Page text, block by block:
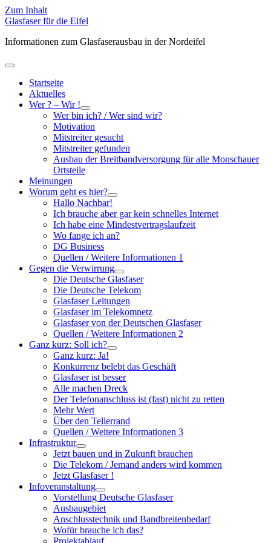
Zum Inhalt
Glasfaser für die Eifel
Informationen zum Glasfaserausbau in der Nordeifel
Hauptmenü
öffnenStartseite
Aktuelles
Wer ? – Wir !
Untermenü
öffnen
Wer bin ich? / Wer sind wir?
Motivation
Mitstreiter gesucht
Mitstreiter gefunden
Ausbau der Breitbandversorgung für alle Monschauer
Ortsteile
Meinungen
Worum geht es hier?
Untermenü
öffnen
Hallo Nachbar!
Ich brauche aber gar kein schnelles Internet
Ich habe eine Mindestvertragslaufzeit
Wo fange ich an?
DG Business
Quellen / Weitere Informationen 1
Gegen die Verwirrung
Untermenü
öffnen
Die Deutsche Glasfaser
Die Deutsche Telekom
Glasfaser Leitungen
Glasfaser im Telekomnetz
Glasfaser von der Deutschen Glasfaser
Quellen / Weitere Informationen 2
Ganz kurz: Soll ich?
Untermenü
öffnen
Ganz kurz: Ja!
Konkurrenz belebt das Geschäft
Glasfaser ist besser
Alle machen Dreck
Der Telefonanschluss ist (fast) nicht zu retten
Mehr Wert
Über den Tellerrand
Quellen / Weitere Informationen 3
Infrastruktur
Untermenü
öffnen
Jetzt bauen und in Zukunft brauchen
Die Telekom / Jemand anders wird kommen
Jetzt Glasfaser !
Infoveranstaltung
Untermenü
öffnen
Vorstellung Deutsche Glasfaser
Ausbaugebiet
Anschlusstechnik und Bandbreitenbedarf
Wofür brauche ich das?
Projektablauf